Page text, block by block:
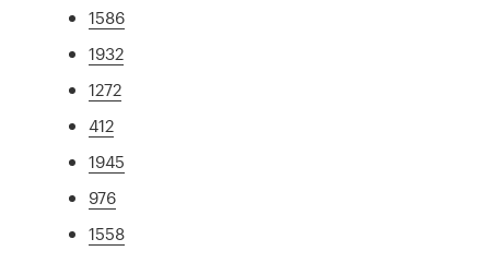
1586
1932
1272
412
1945
976
1558